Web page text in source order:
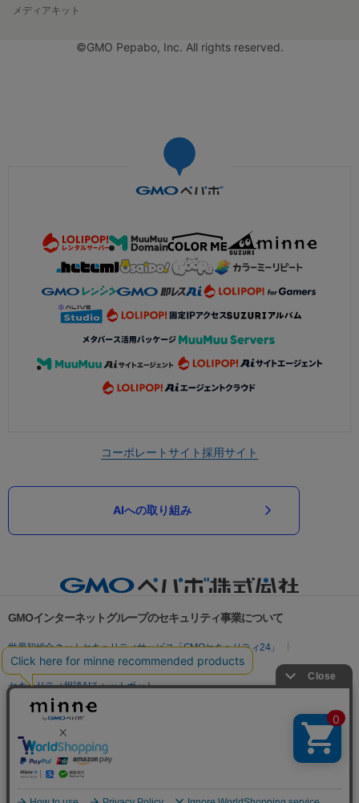
メディアキット
©GMO Pepabo, Inc. All rights reserved.
コーポレートサイト採用サイト
AIへの取り組み
GMOインターネットグループのセキュリティ事業について
世界初総合ネットセキュリティサービス「GMOセキュリティ24」
パスワード漏洩診断
Webサイトリスク診断
セキュリティ相談AIチャットボット
実在証明・盗聴対策
サイバー攻撃対策（GMO Flatt Security）
セキュリティ事業の軌跡